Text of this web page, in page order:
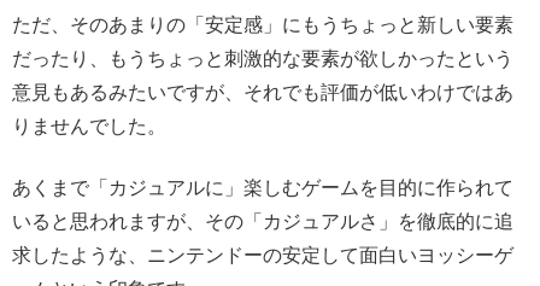
ただ、そのあまりの「安定感」にもうちょっと新しい要素
だったり、もうちょっと刺激的な要素が欲しかったという
意見もあるみたいですが、それでも評価が低いわけではあ
りませんでした。
あくまで「カジュアルに」楽しむゲームを目的に作られて
いると思われますが、その「カジュアルさ」を徹底的に追
求したような、ニンテンドーの安定して面白いヨッシーゲ